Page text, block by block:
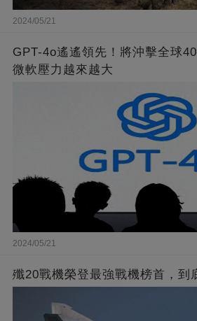
2024/05/21
GPT-4o遙遙領先！將沖擊全球
微軟壓力越來越大
2024/05/21
殲20戰機榮登最強戰機榜首，到